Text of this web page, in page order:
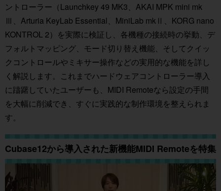
ントローラー（Launchkey 49 MK3、AKAI MPK mini mk
Ⅲ、Arturia KeyLab Essential、MiniLab mkⅡ、KORG nano
KONTROL 2）を実際に検証し、各機種の接続時の挙動、デ
フォルトマッピング、モード切り替え機能、そしてクイッ
クコントロールやミキサー操作などの実用的な機能を詳し
く解説します。これまでハードウェアコントローラー導入
に躊躇していたユーザーも、MIDI Remoteなら設定の手間
を大幅に削減でき、すぐに実践的な制作環境を整えられま
す。
Cubase12から導入された新機能MIDI Remoteを特集